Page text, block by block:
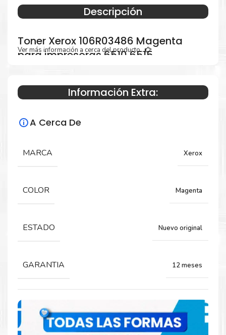
Descripción
Toner Xerox 106R03486 Magenta
para impresoras 6510 6515
Especificaciones Técnicas
Para impresoras:
WorkCentre 6515.
Comprar Toner Xerox 106R03486
Magenta para impresoras 6510 6515
Ver más información a cerca del producto...
Información Extra:
A Cerca De
MARCA Xerox
COLOR Magenta
ESTADO Nuevo original
GARANTIA 12 meses